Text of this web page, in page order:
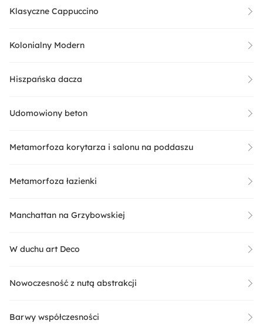
Klasyczne Cappuccino
Kolonialny Modern
Hiszpańska dacza
Udomowiony beton
Metamorfoza korytarza i salonu na poddaszu
Metamorfoza łazienki
Manchattan na Grzybowskiej
W duchu art Deco
Nowoczesność z nutą abstrakcji
Barwy współczesności